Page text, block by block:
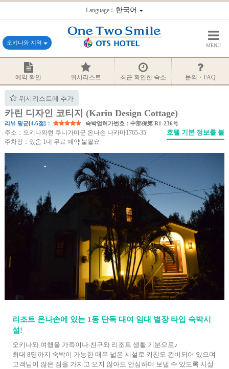
Language：한국어
오키나와 지역 MENU
예약 확인 위시리스트 최근 확인한 숙소 문의・FAQ
위시리스트에 추가
카린 디자인 코티지 (Karin Design Cottage)
리뷰 평균[4.6점]： 숙박업허가번호：中部保第 R1-236号
주소：오키나와현 쿠니가미군 온나손 나카마1765-35
주차장：있음 1대 무료 예약 불필요
호텔 기본 정보를 볼
리조트 온나손에 있는 1동 단독 대여 임대 별장 타입 숙박시
설!
오키나와 여행을 가족이나 친구와 리조트 생활 기분으로♪
최대 8명까지 숙박이 가능한 매우 넓은 시설로 키친도 완비되어 있으며
고객님이 많은 짐을 가지고 오지 않아도 안심하며 보낼 수 있도록 시설